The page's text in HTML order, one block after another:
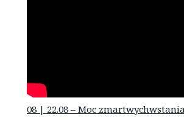
08 | 22.08 – Moc zmartwychwstania